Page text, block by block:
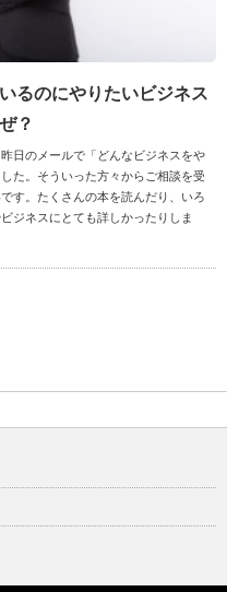
るのにやりたいビジネス
？
日のメールで「どんなビジネスをや
た。そういった方々からご相談を受
す。たくさんの本を読んだり、いろ
ジネスにとても詳しかったりしま